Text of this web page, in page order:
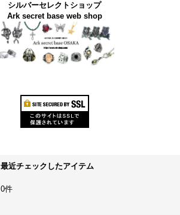
シルバーセレクトショップ
Ark secret base web shop
最近チェックしたアイテム
0件